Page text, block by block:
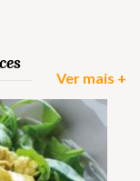
Ver mais +